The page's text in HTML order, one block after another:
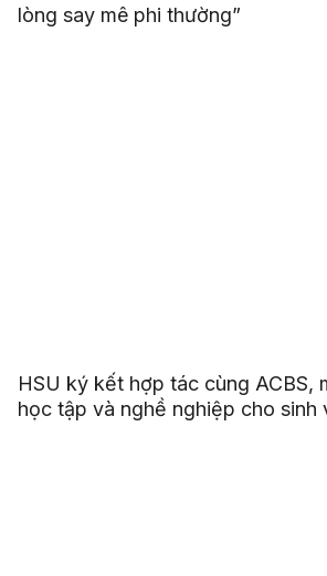
lòng say mê phi thường”
HSU ký kết hợp tác cùng ACBS,
học tập và nghề nghiệp cho sinh